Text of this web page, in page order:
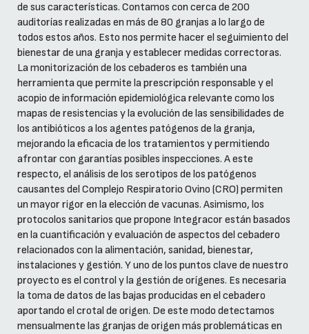
de sus características. Contamos con cerca de 200
auditorías realizadas en más de 80 granjas a lo largo de
todos estos años. Esto nos permite hacer el seguimiento del
bienestar de una granja y establecer medidas correctoras.
La monitorización de los cebaderos es también una
herramienta que permite la prescripción responsable y el
acopio de información epidemiológica relevante como los
mapas de resistencias y la evolución de las sensibilidades de
los antibióticos a los agentes patógenos de la granja,
mejorando la eficacia de los tratamientos y permitiendo
afrontar con garantías posibles inspecciones. A este
respecto, el análisis de los serotipos de los patógenos
causantes del Complejo Respiratorio Ovino (CRO) permiten
un mayor rigor en la elección de vacunas. Asimismo, los
protocolos sanitarios que propone Integracor están basados
en la cuantificación y evaluación de aspectos del cebadero
relacionados con la alimentación, sanidad, bienestar,
instalaciones y gestión. Y uno de los puntos clave de nuestro
proyecto es el control y la gestión de orígenes. Es necesaria
la toma de datos de las bajas producidas en el cebadero
aportando el crotal de origen. De este modo detectamos
mensualmente las granjas de origen más problemáticas en